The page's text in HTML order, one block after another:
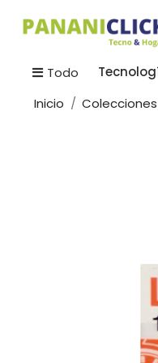
Todo
Inicio
Colecciones